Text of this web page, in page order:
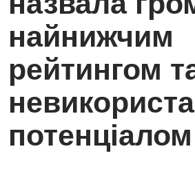
найнижчим
рейтингом
потенціалом